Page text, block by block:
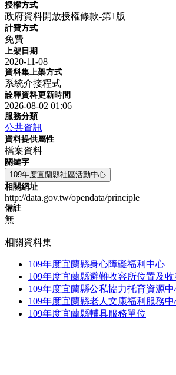
授權方式
政府資料開放授權條款-第1版
計費方式
免費
上架日期
2020-11-08
資料集上架方式
系統介接程式
詮釋資料更新時間
2026-08-02 01:06
服務分類
公共資訊
資料提供屬性
檔案資料
關鍵字
109年度宜蘭縣社區活動中心
相關網址
http://data.gov.tw/opendata/principle
備註
無
相關資料集
109年度宜蘭縣身心障礙福利中心
109年度宜蘭縣避難收容所位置及
109年度宜蘭縣公私協力托育資源
109年度宜蘭縣老人文康福利服務
109年度宜蘭縣輔具服務單位